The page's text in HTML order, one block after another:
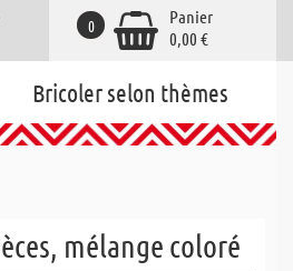
Panier
0,00 €
0
Bricoler selon thèmes
mélange coloré